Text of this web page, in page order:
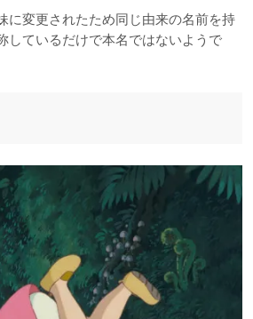
に変更されたため同じ由来の名前を持
しているだけで本名ではないようで